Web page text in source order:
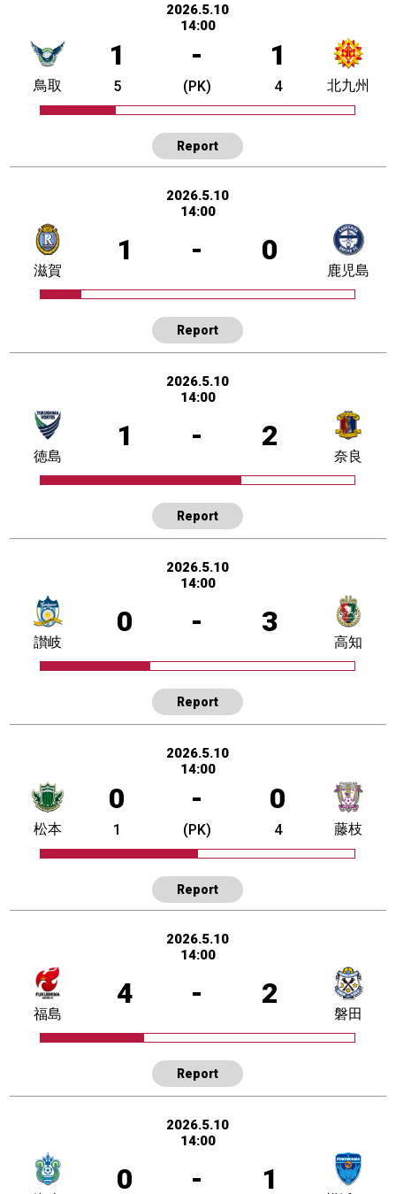
2026.5.10
14:00
1 - 1
鳥取 5 (PK) 4 北九州
Report
2026.5.10
14:00
1 - 0
滋賀 鹿児島
Report
2026.5.10
14:00
1 - 2
徳島 奈良
Report
2026.5.10
14:00
0 - 3
讃岐 高知
Report
2026.5.10
14:00
0 - 0
松本 1 (PK) 4 藤枝
Report
2026.5.10
14:00
4 - 2
福島 磐田
Report
2026.5.10
14:00
0 - 1